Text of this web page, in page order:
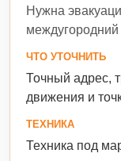
Нужна
ЧТО УТОЧНИТЬ
Точный адрес,
движения и
ТЕХНИКА
Техника под